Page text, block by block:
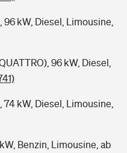
96 kW, Diesel, Limousine,
96 kW, Diesel,
74 kW, Diesel, Limousine,
Benzin, Limousine, ab